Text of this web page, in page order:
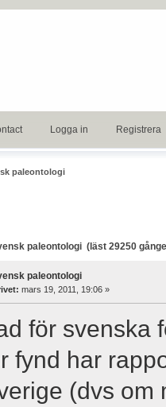
Logga in Registrera
paleontologi
paleontologi (läst 29250
paleontologi
mars 19, 2011, 19:06 »
för svenska
fynd har
(dvs om